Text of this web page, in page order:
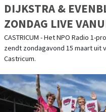
DIJKSTRA &
ZONDAG LIVE
CASTRICUM - Het NPO Radio 1-
zendt zondagavond 15 maart uit
Castricum.